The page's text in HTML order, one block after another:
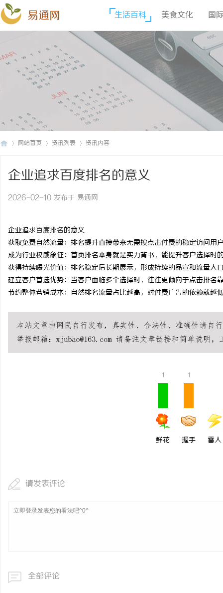
易通网 生活百科 美食文化 国
网站首页 资讯列表 资讯内容
企业追求百度排名的意义
2026-02-10 发布于 易通网
time： 2026-01-28 07:46:29
企业追求百度排名的意义
获取免费自然流量：排名提升直接带来无需按点击付费的稳定访问用
成为行业权威象征：首页排名本身就是实力背书，能提升客户选择时
获得持续曝光价值：排名稳定后长期展示，形成持续的品宣和流量入
建立客户首选优势：当客户面临多个选择时，往往更倾向于点击排名
节约整体营销成本：自然排名流量占比越高，对付费广告的依赖就越
1
鲜花
1
握手 雷人
请发表评论
全部评论